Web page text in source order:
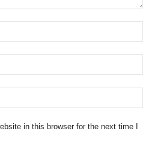
in this browser for the next time I